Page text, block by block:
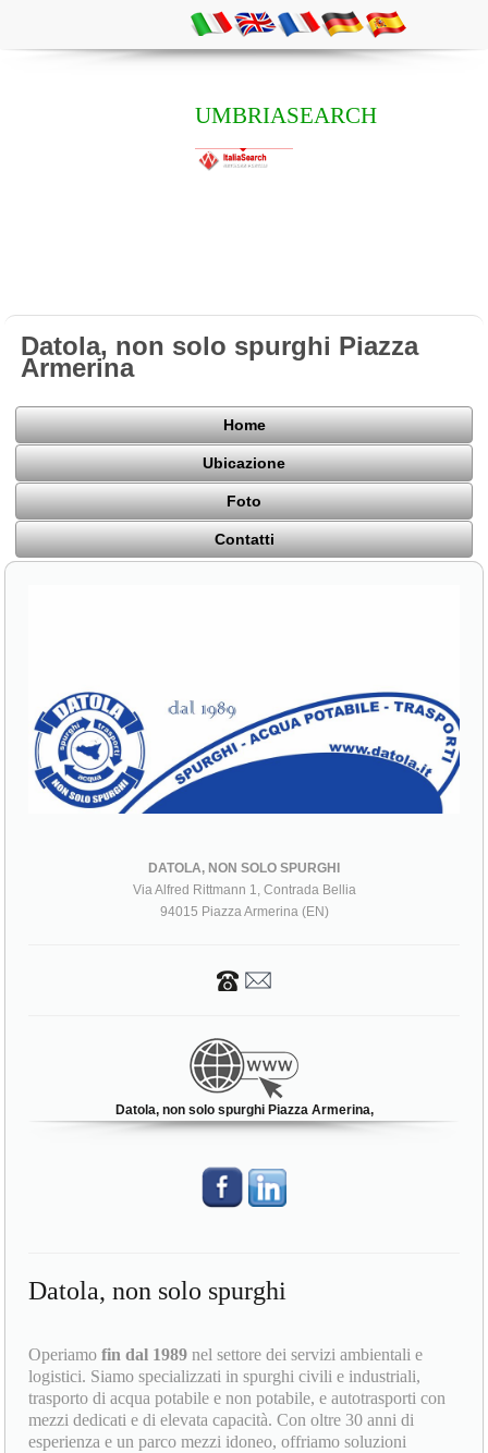
UMBRIASEARCH
Datola, non solo spurghi Piazza
Armerina
Home
Ubicazione
Foto
Contatti
DATOLA, NON SOLO SPURGHI
Via Alfred Rittmann 1, Contrada Bellia
94015 Piazza Armerina (EN)
Datola, non solo spurghi Piazza Armerina,
Datola, non solo spurghi
Operiamofin dal 1989 nel settore dei servizi ambientali e
logistici. Siamo specializzati in spurghi civili e industriali,
trasporto di acqua potabile e non potabile, e autotrasporti con
mezzi dedicati e di elevata capacità. Con oltre 30 anni di
esperienza e un parco mezzi idoneo, offriamo soluzioni